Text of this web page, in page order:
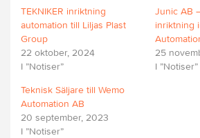
TEKNIKER inriktning
automation till Liljas Plast
Group
22 oktober, 2024
I ”Notiser”
Junic AB
inriktning
25
I ”Notiser”
Teknisk Säljare till Wemo
Automation AB
20 september, 2023
I ”Notiser”